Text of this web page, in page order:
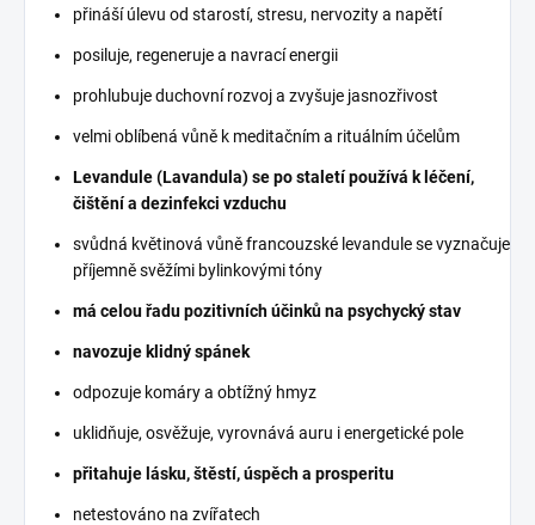
přináší úlevu od starostí, stresu, nervozity a napětí
posiluje, regeneruje a navrací energii
prohlubuje duchovní rozvoj a zvyšuje jasnozřivost
velmi oblíbená vůně k meditačním a rituálním účelům
Levandule (Lavandula) se po staletí používá k léčení,
čištění a dezinfekci vzduchu
svůdná květinová vůně francouzské levandule se vyznačuje
příjemně svěžími bylinkovými tóny
má celou řadu pozitivních účinků na psychycký stav
navozuje klidný spánek
odpozuje komáry a obtížný hmyz
uklidňuje, osvěžuje, vyrovnává auru i energetické pole
přitahuje lásku, štěstí, úspěch a prosperitu
netestováno na zvířatech